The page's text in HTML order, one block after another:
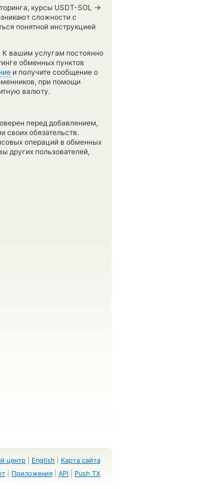
курсы USDT-SOL →
сложности с
понятной инструкцией
К вашим услугам постоянно
обменных пунктов
и получите сообщение о
при помощи
валюту.
перед добавлением,
своих обязательств.
операций в обменных
других пользователей,
центр English
Карта сайта
Приложения API Push TX